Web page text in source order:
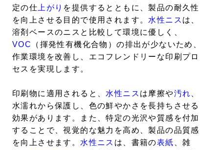
定の仕 上がり を提供するとともに、製品の耐久性
を向上させる目的で使用されます。 水性ニス は、
溶剤ベースのニスと比較して環境に優しく、
VOC
（揮発性有機化合物）の排出が少ないため、
作業環境を改善し、エコフレンドリーな印刷プロ
セスを実現します。
印刷物に適用されると、 水性ニス は摩擦や汚れ
水濡れから保護し、色の鮮やかさを長持ちさせる
効果があります。また、特定の光沢や質感を付加
することで、視覚的な魅力を高め、製品の品質感
を向上させます。 水性ニス は、書籍の表紙 、雑